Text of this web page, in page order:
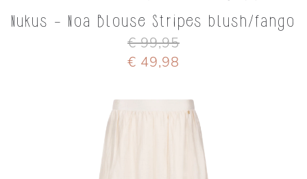
Nukus - Noa Blouse Stripes blush/fango
€ 99,95
€ 49,98